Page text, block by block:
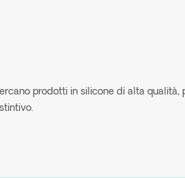
prodotti in silicone di alta qualità,